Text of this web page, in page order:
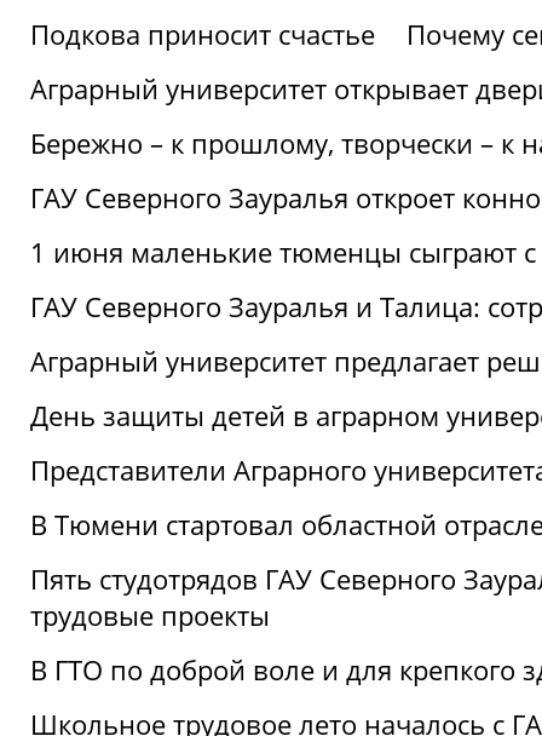
Подкова приносит счастье
Почему
Аграрный университет открывает
Бережно – к прошлому, творчески – к
ГАУ Северного Зауралья откроет
1 июня маленькие тюменцы сыграют с
ГАУ Северного Зауралья и Талица:
Аграрный университет предлагает
День защиты детей в аграрном
Представители Аграрного
В Тюмени стартовал областной
Пять студотрядов ГАУ Северного
трудовые проекты
В ГТО по доброй воле и для крепкого
Школьное трудовое лето началось с